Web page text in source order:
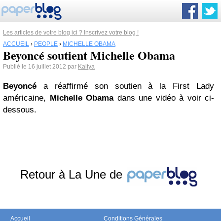
Les articles de votre blog ici ? Inscrivez votre blog !
ACCUEIL › PEOPLE › MICHELLE OBAMA
Beyoncé soutient Michelle Obama
Publié le 16 juillet 2012 par Kaliya
Beyoncé a réaffirmé son soutien à la First Lady
américaine, Michelle Obamadans une vidéo à voir ci-
dessous.
Retour à La Une de
Accueil
Conditions Générales